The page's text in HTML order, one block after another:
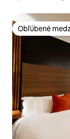
Obľúbené
Obľúbené